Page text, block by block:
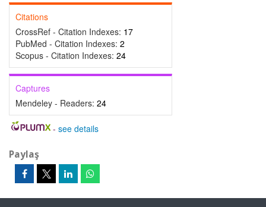
Citations
CrossRef - Citation Indexes: 17
PubMed - Citation Indexes: 2
Scopus - Citation Indexes: 24
Captures
Mendeley - Readers: 24
- see details
Paylaş